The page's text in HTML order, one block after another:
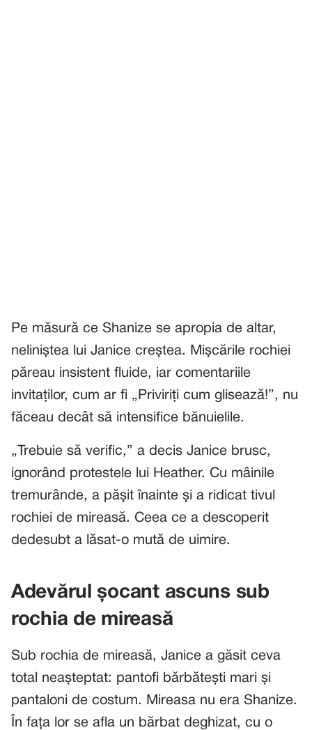
Pe măsură ce Shanize se apropia de altar,
neliniștea lui Janice creștea. Mișcările rochiei
păreau insistent fluide, iar comentariile
invitaților, cum ar fi „Priviriți cum glisează!”, nu
făceau decât să intensifice bănuielile.
„Trebuie să verific,” a decis Janice brusc,
ignorând protestele lui Heather. Cu mâinile
tremurânde, a pășit înainte și a ridicat tivul
rochiei de mireasă. Ceea ce a descoperit
dedesubt a lăsat-o mută de uimire.
Adevărul șocant ascuns sub
rochia de mireasă
Sub rochia de mireasă, Janice a găsit ceva
total neașteptat: pantofi bărbătești mari și
pantaloni de costum. Mireasa nu era Shanize.
În fața lor se afla un bărbat deghizat, cu o